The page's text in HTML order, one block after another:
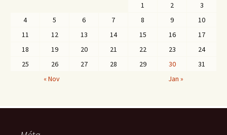
1
2
3
4
5 6 7 8 9
10
11
12 13 14 15 16
17
18
19 20 21 22 23
24
25
26 27 28 29 30
31
« Nov
Jan »